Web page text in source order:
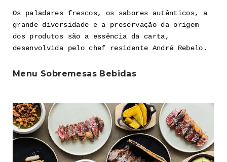
Os paladares frescos, os sabores autênticos, a
grande diversidade e a preservação da origem
dos produtos são a essência da carta,
desenvolvida pelo chef residente André Rebelo.
Menu Sobremesas Bebidas